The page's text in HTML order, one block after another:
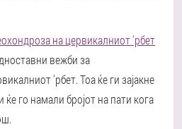
на цервикалниот 'рбет
вежби за
'рбет. Тоа ќе ги зајакне
ќе го намали бројот на пати кога